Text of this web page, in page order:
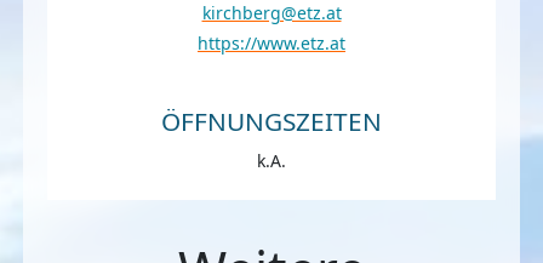
kirchberg@etz.at
https://www.etz.at
ÖFFNUNGSZEITEN
k.A.